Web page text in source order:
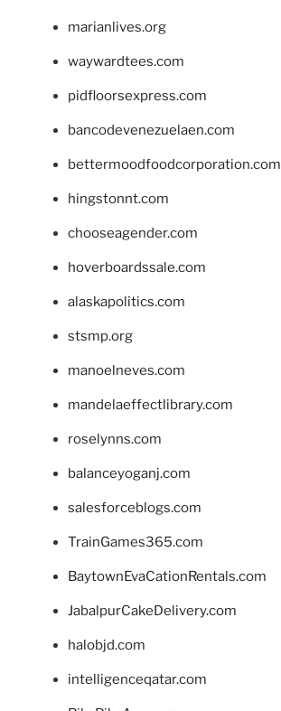
marianlives.org
waywardtees.com
pidfloorsexpress.com
bancodevenezuelaen.com
bettermoodfoodcorporation.com
hingstonnt.com
chooseagender.com
hoverboardssale.com
alaskapolitics.com
stsmp.org
manoelneves.com
mandelaeffectlibrary.com
roselynns.com
balanceyoganj.com
salesforceblogs.com
TrainGames365.com
BaytownEvaCationRentals.com
JabalpurCakeDelivery.com
halobjd.com
intelligenceqatar.com